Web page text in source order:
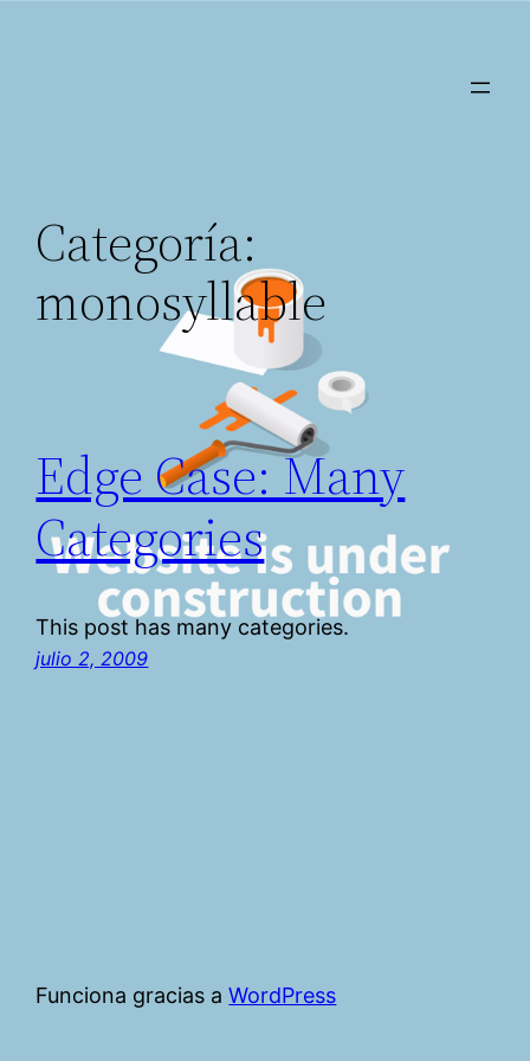
Categoría:
monosyllable
Edge Case: Many
Categories
This post has many categories.
julio 2, 2009
Funciona gracias aWordPress